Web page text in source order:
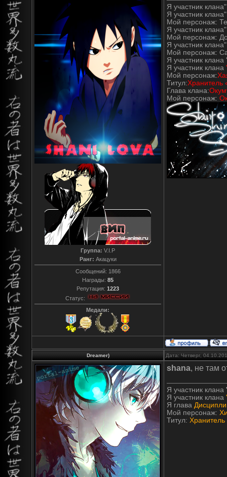
Группа: V.I.P
Ранг: Акацуки
Сообщений: 1866
Награды: 85
Репутация: 1223
Статус:
Медали:
Я участник
Я участник
Мой персонаж:
Я участник
Мой персонаж:
Я участник
Мой персонаж:
Я участник
Я участник клана
Мой персонаж:
Титул:Хранитель
Глава клана:
Мой персонаж:
Dreamer) Дата: Четверг,
shana, не там
Я участник клана
Я участник клана
Я глава
Мой персонаж:
Титул: Хранитель